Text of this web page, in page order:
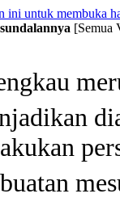
[Semua